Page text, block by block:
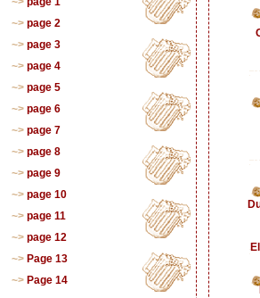
page 2
page 3
page 4
page 5
page 6
page 7
page 8
page 9
page 10
page 11
page 12
Page 13
Page 14